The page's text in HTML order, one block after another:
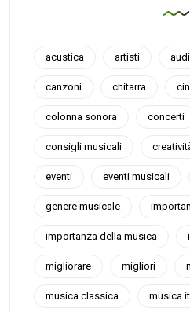
acustica artisti
canzoni chitarra
colonna sonora concerti
consigli musicali
eventi eventi musicali
genere musicale
importanza della musica
migliorare migliori
musica classica musica